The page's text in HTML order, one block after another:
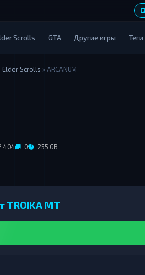
Scrolls GTA Другие игры Теги
Elder Scrolls » ARCANUM
404 0 255 GB
TROIKA MT